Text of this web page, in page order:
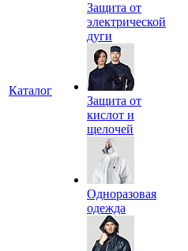
Каталог
Защита от
электрической
дуги
Защита от
кислот и
щелочей
Одноразовая
одежда